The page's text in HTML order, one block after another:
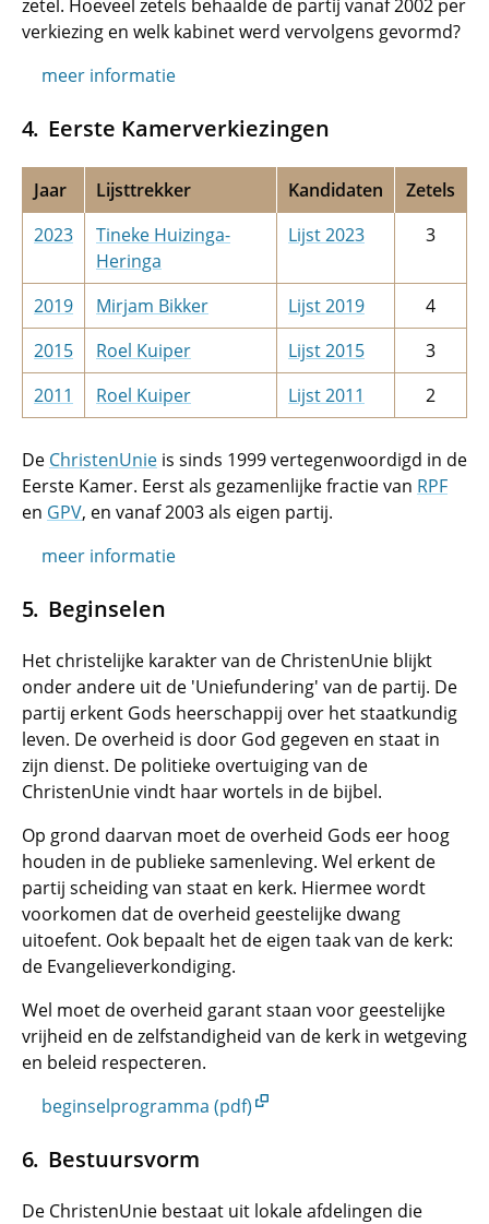
zetel. Hoeveel zetels behaalde de partij vanaf 2002 per
verkiezing en welk kabinet werd vervolgens gevormd?
meer informatie
Eerste Kamerverkiezingen
Jaar Lijsttrekker Kandidaten
Zetels
2023
Tineke Huizinga-
Heringa
Lijst 2023 3
2019 Mirjam Bikker Lijst 2019
4
2015
Roel Kuiper Lijst 2015
3
2011
Roel Kuiper Lijst 2011 2
De ChristenUnie is sinds 1999 vertegenwoordigd in de
Eerste Kamer. Eerst als gezamenlijke fractie van RPF
en GPV, en vanaf 2003 als eigen partij.
meer informatie
Beginselen
Het christelijke karakter van de ChristenUnie blijkt
onder andere uit de 'Uniefundering' van de partij. De
partij erkent Gods heerschappij over het staatkundig
leven. De overheid is door God gegeven en staat in
zijn dienst. De politieke overtuiging van de
ChristenUnie vindt haar wortels in de bijbel.
Op grond daarvan moet de overheid Gods eer hoog
houden in de publieke samenleving. Wel erkent de
partij scheiding van staat en kerk. Hiermee wordt
voorkomen dat de overheid geestelijke dwang
uitoefent. Ook bepaalt het de eigen taak van de kerk:
de Evangelieverkondiging.
Wel moet de overheid garant staan voor geestelijke
vrijheid en de zelfstandigheid van de kerk in wetgeving
en beleid respecteren.
beginselprogramma (pdf)
Bestuursvorm
De ChristenUnie bestaat uit lokale afdelingen die